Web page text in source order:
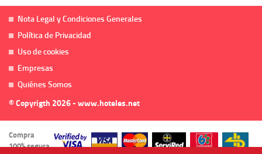
Nota Legal y Condiciones Generales
Política de Privacidad
Uso de cookies
Empresas
Quiénes Somos
© Copyrigth 2026 - www.hoteles.net
Compra
100% segura